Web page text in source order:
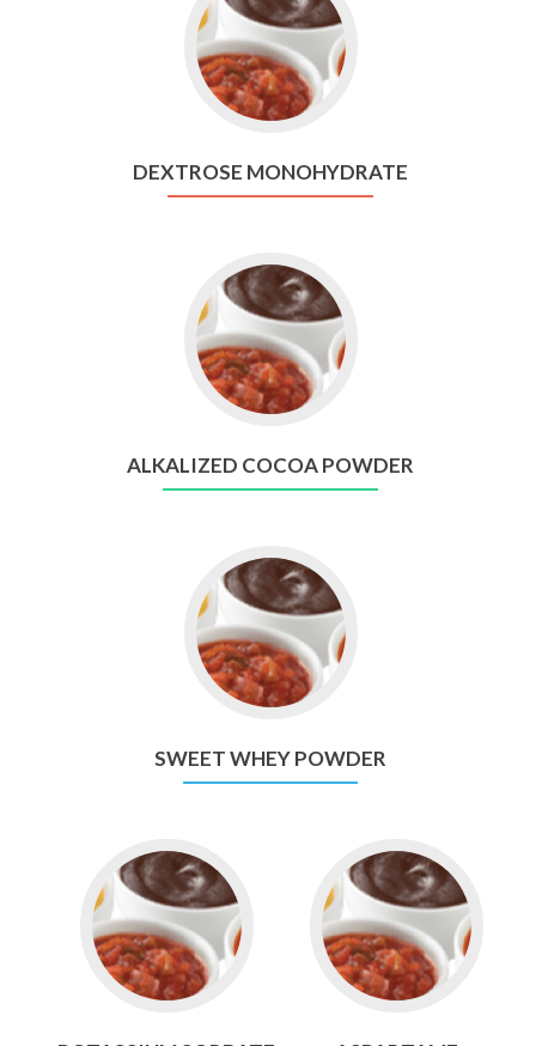
to
Dextrose
Monohydrate
DEXTROSE MONOHYDRATE
Go
to
Alkalized
Cocoa
Powder
ALKALIZED COCOA POWDER
Go
to
Sweet
Whey
Powder
SWEET WHEY POWDER
Go
to
Potassium
Sorbate
Go
to
Aspartame